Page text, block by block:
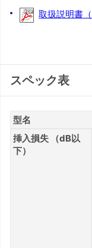
取扱説明書
スペック表
型名
挿入損失 （dB以
下）